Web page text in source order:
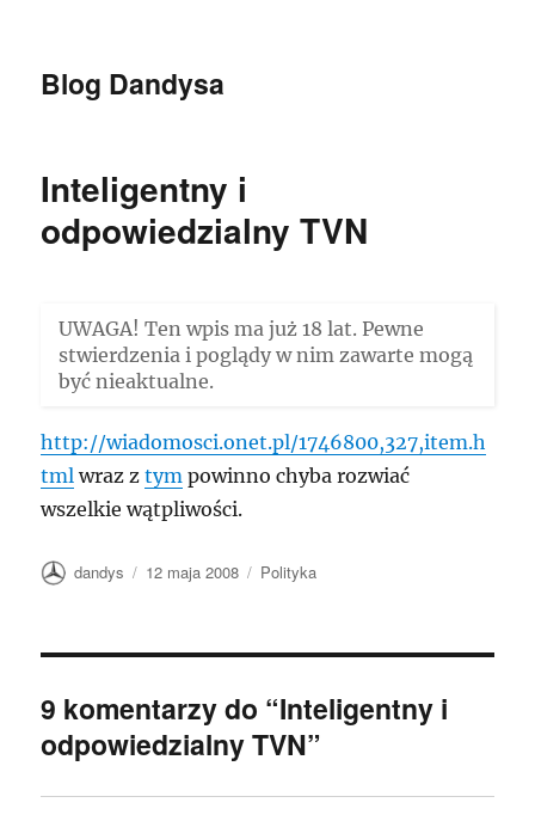
Blog Dandysa
Inteligentny i
odpowiedzialny TVN
UWAGA! Ten wpis ma już 18 lat. Pewne
stwierdzenia i poglądy w nim zawarte mogą
być nieaktualne.
http://wiadomosci.onet.pl/1746800,327,item.h
tml wraz ztym powinno chyba rozwiać
wszelkie wątpliwości.
Autor
dandys
Data
12 maja 2008 Kategorie
Polityka
9 komentarzy do “Inteligentny i
odpowiedzialny TVN”